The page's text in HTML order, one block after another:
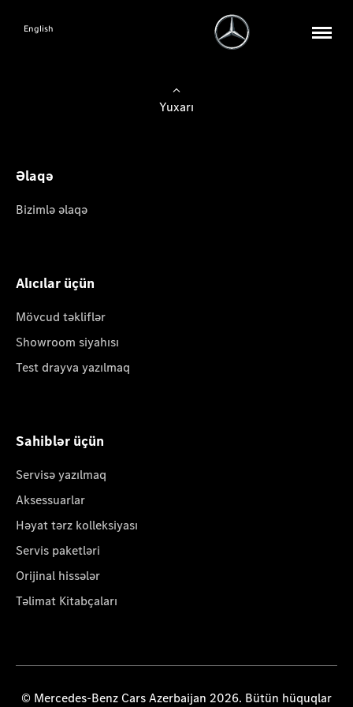
English
Yuxarı
Əlaqə
Bizimlə əlaqə
Alıcılar üçün
Mövcud təkliflər
Showroom siyahısı
Test drayva yazılmaq
Sahiblər üçün
Servisə yazılmaq
Aksessuarlar
Həyat tərz kolleksiyası
Servis paketləri
Orijinal hissələr
Təlimat Kitabçaları
© Mercedes-Benz Cars Azerbaijan 2026. Bütün hüquqlar